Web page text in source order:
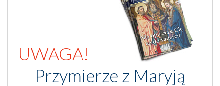
UWAGA!
Przymierze z Maryją